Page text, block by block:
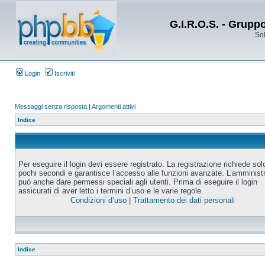
G.I.R.O.S. -
Login Iscriviti
Messaggi senza risposta | Argomenti attivi
Indice
Per eseguire il login devi essere registrato. La registrazione richiede
pochi secondi e garantisce l’accesso alle funzioni avanzate.
puó anche dare permessi speciali agli utenti. Prima di eseguire il login
assicurati di aver letto i termini d’uso e le varie regole.
Condizioni d’uso| Trattamento dei dati personali
Indice